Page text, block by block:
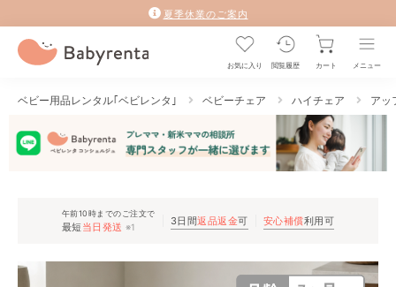
夏季休業のご案内
お気に入り 閲覧履歴 カート メニュー
ベビー用品レンタル｢ベビレンタ｣ ベビーチェア ハイチェア アッ
午前10時までのご注文で
最短 当日発送 ※1 3日間返品返金可 安心補償利用可